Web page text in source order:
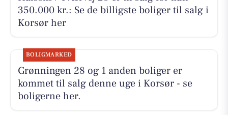
350.000 kr.: Se de billigste boliger til salg i
Korsør her
BOLIGMARKED
Grønningen 28 og 1 anden boliger er
kommet til salg denne uge i Korsør - se
boligerne her.